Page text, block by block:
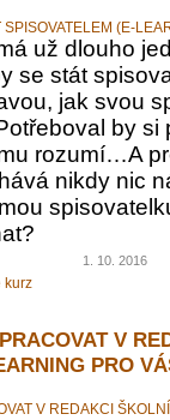
SPISOVATELEM (E-
už dlouho
se stát
jak svou
by si
rozumí…A
nikdy nic
1. 10. 2016
kurz
V
PRO
V REDAKCI